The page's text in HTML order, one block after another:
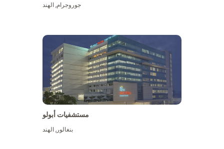
جوروجرام,الهند
مستشفيات أبولو
بنغالور,الهند